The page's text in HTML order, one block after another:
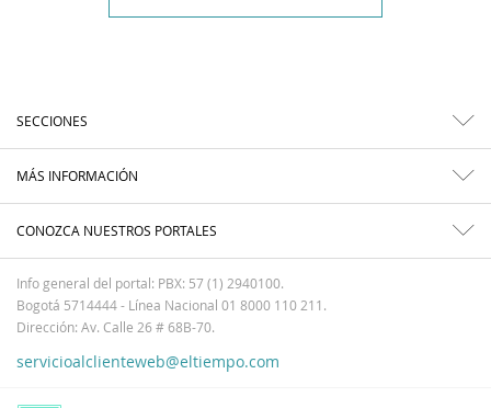
SECCIONES
MÁS INFORMACIÓN
CONOZCA NUESTROS PORTALES
Info general del portal: PBX: 57 (1) 2940100.
Bogotá 5714444 - Línea Nacional 01 8000 110 211.
Dirección: Av. Calle 26 # 68B-70.
servicioalclienteweb@eltiempo.com